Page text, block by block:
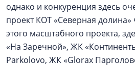
однако и конкуренция здесь
проект КОТ «Северная долина»
этого масштабного проекта,
«На Заречной», ЖК
Parkolovо, ЖК «Glorax